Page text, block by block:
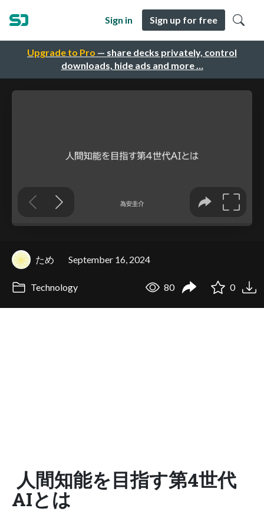
Upgrade to Pro — share decks privately, control
downloads, hide ads and more …
Sign in Sign up for free
ため September 16, 2024
Technology 80 0
人間知能を目指す第4世代
AIとは